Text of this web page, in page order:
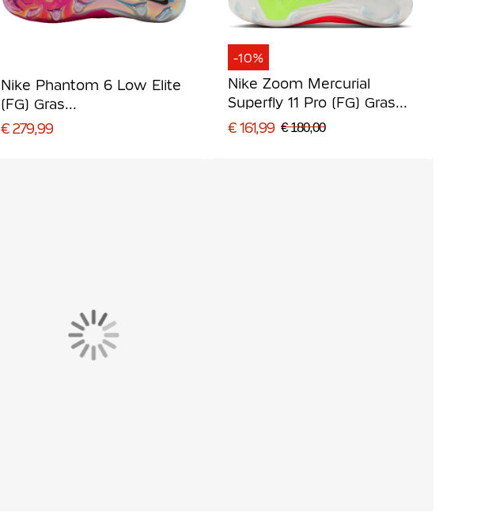
Nike Phantom 6 Low Elite
(FG) Gras
Voetbalschoenen Wit
€ 279,99
-10%
Nike Zoom Mercurial
Superfly 11 Pro (FG) Gras
Voetbalschoenen Felroze
€ 161,99 € 180,00